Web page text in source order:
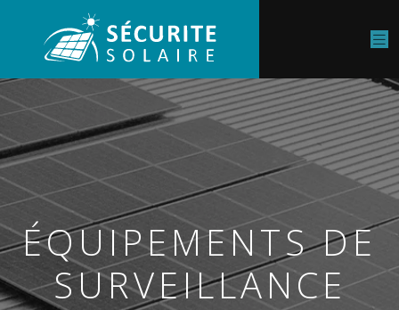
ÉQUIPEMENTS DE
SURVEILLANCE